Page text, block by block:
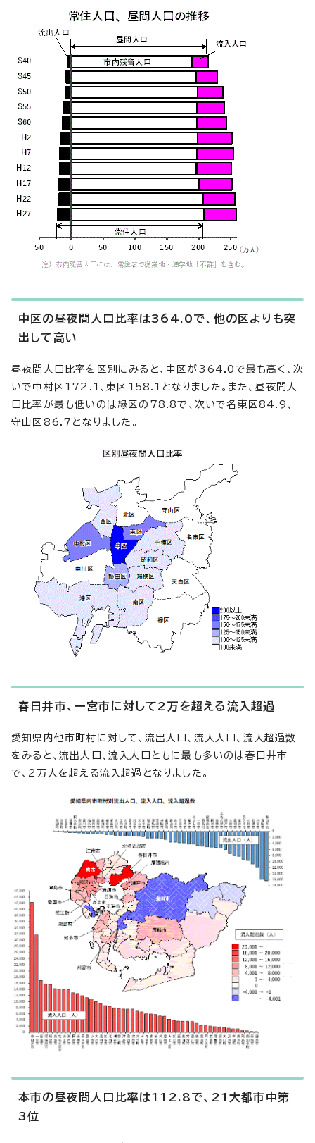
中区の昼夜間人口比率は364.0で、他の区よりも突
出して高い
昼夜間人口比率を区別にみると、中区が364.0で最も高く、次
いで中村区172.1、東区158.1となりました。また、昼夜間人
口比率が最も低いのは緑区の78.8で、次いで名東区84.9、
守山区86.7となりました。
春日井市、一宮市に対して2万を超える流入超過
愛知県内他市町村に対して、流出人口、流入人口、流入超過数
をみると、流出人口、流入人口ともに最も多いのは春日井市
で、2万人を超える流入超過となりました。
本市の昼夜間人口比率は112.8で、21大都市中第
3位